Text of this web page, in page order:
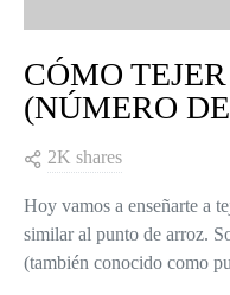
CÓMO
(NÚMERO
2K shares
Hoy vamos a enseñarte a
similar al punto de arroz.
(también conocido como